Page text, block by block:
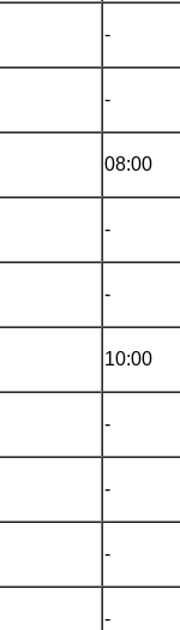
-
-
08:00
-
-
10:00
-
-
-
-